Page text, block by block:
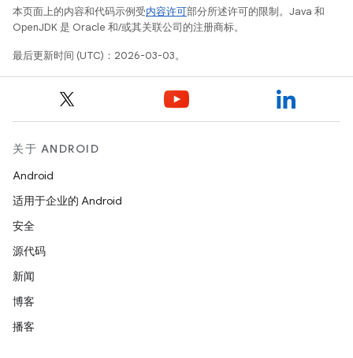
本页面上的内容和代码示例受内容许可部分所述许可的限制。Java 和
OpenJDK 是 Oracle 和/或其关联公司的注册商标。
最后更新时间 (UTC)：2026-03-03。
关于 ANDROID
Android
适用于企业的 Android
安全
源代码
新闻
博客
播客